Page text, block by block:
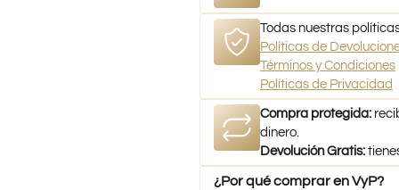
Todas nuestras
Políticas de
Términos y Condiciones
Políticas de Privacidad
Compra protegida:
dinero.
Devolución Gratis:
¿Por qué comprar en VyP?